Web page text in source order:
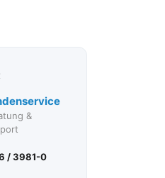
&
/ 3981-0